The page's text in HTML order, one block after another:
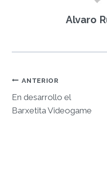
Alvaro
Navegació
d'entrades
ANTERIOR
En desarrollo el
Barxetita Videogame